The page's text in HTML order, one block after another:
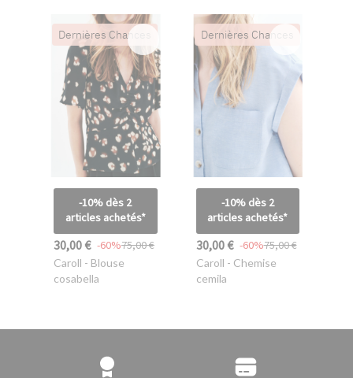
Dernières Chances
-10% dès 2
articles achetés*
30,00 € 75,00 €
-60%
Caroll - Blouse
cosabella
Dernières Chances
-10% dès 2
articles achetés*
30,00 € 75,00 €
-60%
Caroll - Chemise
cemila